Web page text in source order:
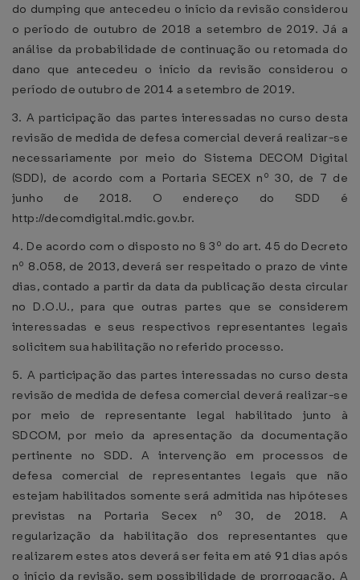
do dumping que antecedeu o início da revisão considerou
o período de outubro de 2018 a setembro de 2019. Já a
análise da probabilidade de continuação ou retomada do
dano que antecedeu o início da revisão considerou o
período de outubro de 2014 a setembro de 2019.
3. A participação das partes interessadas no curso desta
revisão de medida de defesa comercial deverá realizar-se
necessariamente por meio do Sistema DECOM Digital
(SDD), de acordo com a Portaria SECEX nº 30, de 7 de
junho de 2018. O endereço do SDD é
http://decomdigital.mdic.gov.br.
4. De acordo com o disposto no § 3º do art. 45 do Decreto
nº 8.058, de 2013, deverá ser respeitado o prazo de vinte
dias, contado a partir da data da publicação desta circular
no D.O.U., para que outras partes que se considerem
interessadas e seus respectivos representantes legais
solicitem sua habilitação no referido processo.
5. A participação das partes interessadas no curso desta
revisão de medida de defesa comercial deverá realizar-se
por meio de representante legal habilitado junto à
SDCOM, por meio da apresentação da documentação
pertinente no SDD. A intervenção em processos de
defesa comercial de representantes legais que não
estejam habilitados somente será admitida nas hipóteses
previstas na Portaria Secex nº 30, de 2018. A
regularização da habilitação dos representantes que
realizarem estes atos deverá ser feita em até 91 dias após
o início da revisão, sem possibilidade de prorrogação. A